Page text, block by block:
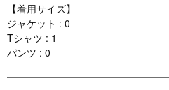
【着用サイズ】
ジャケット : 0
Tシャツ : 1
パンツ : 0